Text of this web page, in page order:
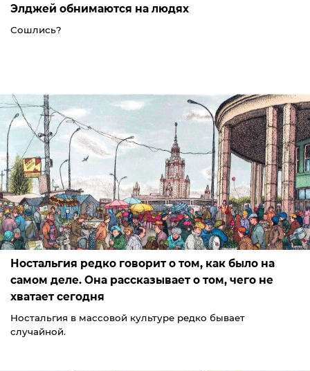
Элджей обнимаются на людях
Сошлись?
Ностальгия редко говорит о том, как было на
самом деле. Она рассказывает о том, чего не
хватает сегодня
Ностальгия в массовой культуре редко бывает
случайной.